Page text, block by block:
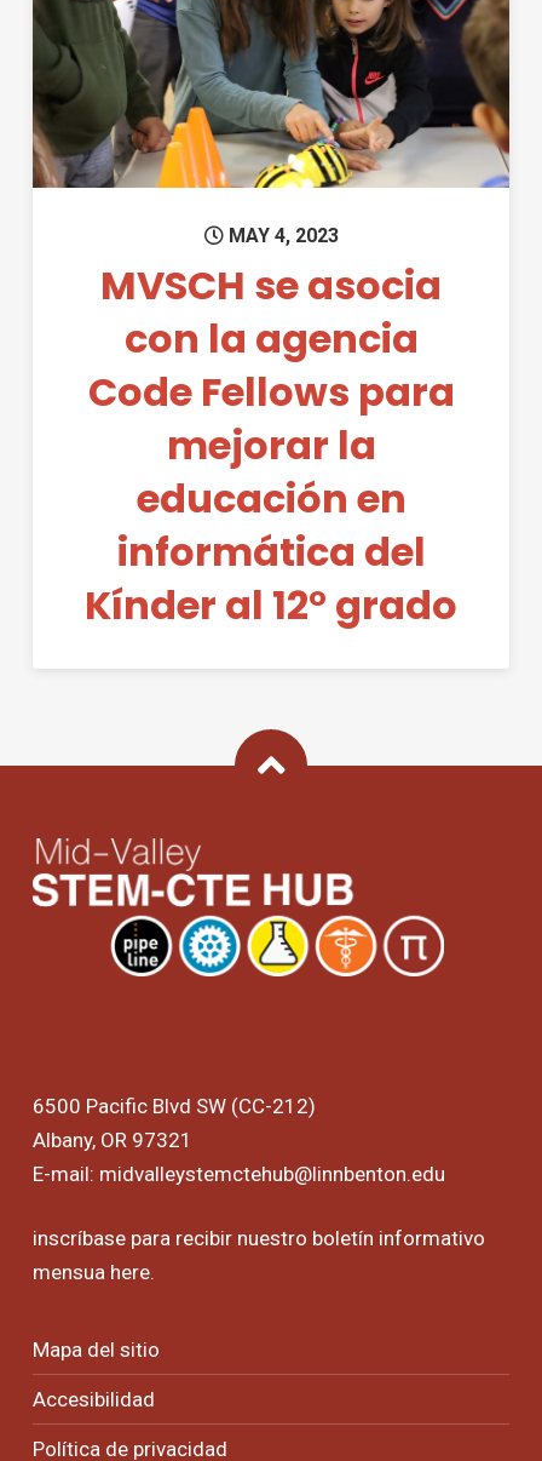
Permanent Link to MVSCH
MAY 4, 2023
MVSCH se asocia
con la agencia
Code Fellows para
mejorar la
educación en
informática del
Kínder al 12° grado
Back To Top
6500 Pacific Blvd SW (CC-212)
Albany, OR 97321
E-mail: midvalleystemctehub@linnbenton.edu
inscríbase para recibir nuestro boletín informativo
mensua here.
Mapa del sitio
Accesibilidad
Política de privacidad